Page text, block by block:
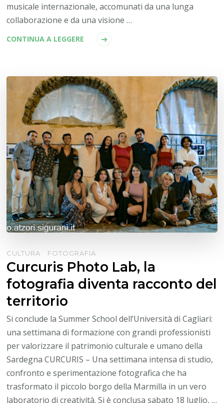
musicale internazionale, accomunati da una lunga
collaborazione e da una visione …
CONTINUA A LEGGERE
CULTURA FOTOGRAFIA
Curcuris Photo Lab, la
fotografia diventa racconto del
territorio
Si conclude la Summer School dell’Università di Cagliari:
una settimana di formazione con grandi professionisti
per valorizzare il patrimonio culturale e umano della
Sardegna CURCURIS – Una settimana intensa di studio,
confronto e sperimentazione fotografica che ha
trasformato il piccolo borgo della Marmilla in un vero
laboratorio di creatività. Si è conclusa sabato 18 luglio, …